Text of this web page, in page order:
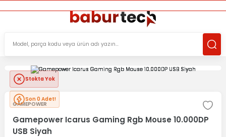
Stokta Yok
Son 0 Adet!
GAMEPOWER
Gamepower Icarus Gaming Rgb Mouse 10.000DP
USB Siyah